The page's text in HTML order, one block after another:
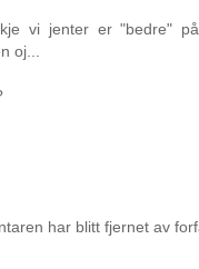
vi jenter er "bedre"
oj...
har blitt fjernet av